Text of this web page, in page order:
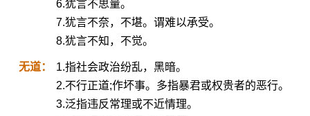
6.犹言不思量。
7.犹言不奈，不堪。谓难以承受。
8.犹言不知，不觉。
无道：
1.指社会政治纷乱，黑暗。
2.不行正道;作坏事。多指暴君或权贵者的恶行。
3.泛指违反常理或不近情理。